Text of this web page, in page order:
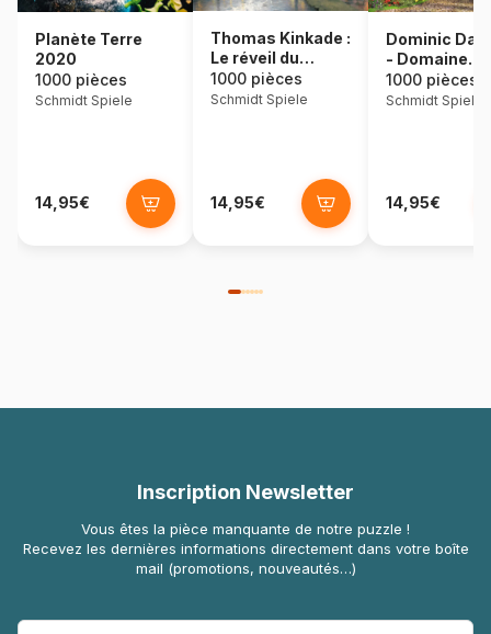
Planète Terre
2020
1000 pièces
Schmidt Spiele
14,95€
Thomas Kinkade :
Le réveil du
village
1000 pièces
Schmidt Spiele
14,95€
Dominic
- Domaine
idyllique
1000 pièces
Schmidt Spiele
14,95€
Inscription Newsletter
Vous êtes la pièce manquante de notre puzzle !
Recevez les dernières informations directement dans votre boîte
mail (promotions, nouveautés…)